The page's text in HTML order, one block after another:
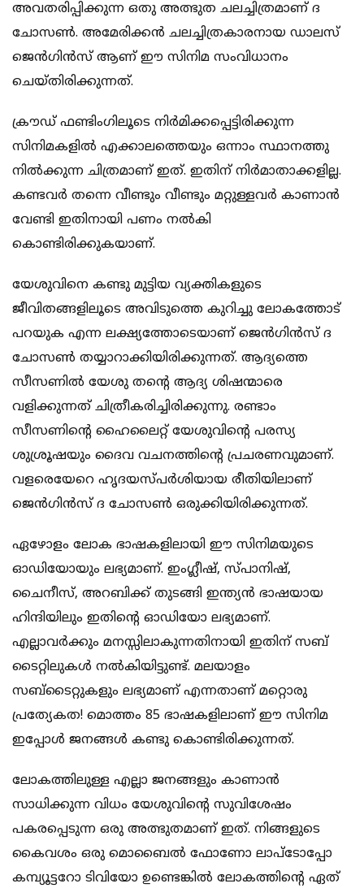
അവതരിപ്പിക്കുന്ന ഒതു അത്ഭുത ചലച്ചിത്രമാണ് ദ
ചോസണ്‍. അമേരിക്കന്‍ ചലച്ചിത്രകാരനായ ഡാലസ്
ജെന്‍ഗിന്‍സ് ആണ് ഈ സിനിമ സംവിധാനം
ചെയ്തിരിക്കുന്നത്.
ക്രൗഡ് ഫണ്ടിംഗിലൂടെ നിര്‍മിക്കപ്പെട്ടിരിക്കുന്ന
സിനിമകളില്‍ എക്കാലത്തെയും ഒന്നാം സ്ഥാനത്തു
നില്‍ക്കുന്ന ചിത്രമാണ് ഇത്. ഇതിന് നിര്‍മാതാക്കളില്ല.
കണ്ടവര്‍ തന്നെ വീണ്ടും വീണ്ടും മറ്റുള്ളവര്‍ കാണാന്‍
വേണ്ടി ഇതിനായി പണം നല്‍കി
കൊണ്ടിരിക്കുകയാണ്.
യേശുവിനെ കണ്ടു മുട്ടിയ വ്യക്തികളുടെ
ജീവിതങ്ങളിലൂടെ അവിടുത്തെ കുറിച്ചു ലോകത്തോട്
പറയുക എന്ന ലക്ഷ്യത്തോടെയാണ് ജെന്‍ഗിന്‍സ് ദ
ചോസണ്‍ തയ്യാറാക്കിയിരിക്കുന്നത്. ആദ്യത്തെ
സീസണില്‍ യേശു തന്റെ ആദ്യ ശിഷന്മാരെ
വളിക്കുന്നത് ചിത്രീകരിച്ചിരിക്കുന്നു. രണ്ടാം
സീസണിന്റെ ഹൈലൈറ്റ് യേശുവിന്റെ പരസ്യ
ശുശ്രൂഷയും ദൈവ വചനത്തിന്റെ പ്രചരണവുമാണ്.
വളരെയേറെ ഹൃദയസ്പര്‍ശിയായ രീതിയിലാണ്
ജെന്‍ഗിന്‍സ് ദ ചോസണ്‍ ഒരുക്കിയിരിക്കുന്നത്.
ഏഴോളം ലോക ഭാഷകളിലായി ഈ സിനിമയുടെ
ഓഡിയോയും ലഭ്യമാണ്. ഇംഗ്ലീഷ്, സ്പാനിഷ്,
ചൈനീസ്, അറബിക്ക് തുടങ്ങി ഇന്ത്യന്‍ ഭാഷയായ
ഹിന്ദിയിലും ഇതിന്റെ ഓഡിയോ ലഭ്യമാണ്.
എല്ലാവര്‍ക്കും മനസ്സിലാകുന്നതിനായി ഇതിന് സബ്
ടൈറ്റിലുകള്‍ നല്‍കിയിട്ടുണ്ട്. മലയാളം
സബ്‌ടൈറ്റുകളും ലഭ്യമാണ് എന്നതാണ് മറ്റൊരു
പ്രത്യേകത! മൊത്തം 85 ഭാഷകളിലാണ് ഈ സിനിമ
ഇപ്പോള്‍ ജനങ്ങള്‍ കണ്ടു കൊണ്ടിരിക്കുന്നത്.
ലോകത്തിലുള്ള എല്ലാ ജനങ്ങളും കാണാന്‍
സാധിക്കുന്ന വിധം യേശുവിന്റെ സുവിശേഷം
പകരപ്പെടുന്ന ഒരു അത്ഭുതമാണ് ഇത്. നിങ്ങളുടെ
കൈവശം ഒരു മൊബൈല്‍ ഫോണോ ലാപ്‌ടോപ്പോ
കമ്പ്യൂട്ടറോ ടിവിയോ ഉണ്ടെങ്കില്‍ ലോകത്തിന്റെ ഏത്